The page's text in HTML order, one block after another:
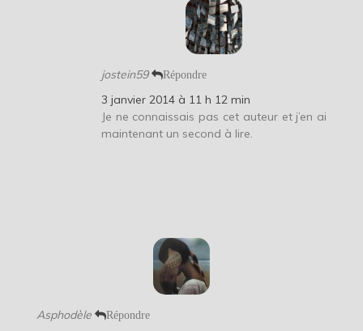
jostein59 Répondre
3 janvier 2014 à 11 h 12 min
Je ne connaissais pas cet auteur et j’en ai
maintenant un second à lire.
Asphodèle Répondre